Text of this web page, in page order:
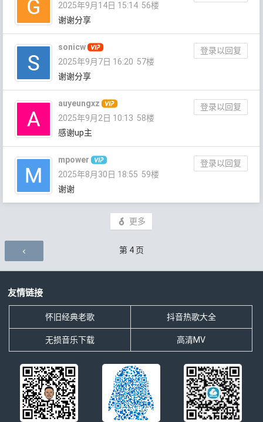
2025年9月14日 15:14 56楼
谢谢分享
sonicw
登录以回复
2025年9月7日 16:20 57楼
谢谢分享
auyeungxz
登录以回复
2025年9月2日 10:13 58楼
感谢up主
mpower
登录以回复
2025年8月30日 18:55 59楼
谢谢
更多
评论导航 第 4页
友情链接
怀旧经典老歌 抖音热歌大全
无损音乐下载 高清MV